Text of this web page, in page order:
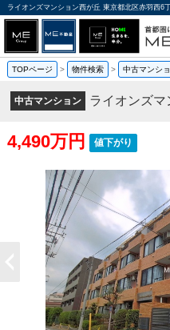
TOPページ > 物件検索 > 中古マンシ
中古マンション ライオンズマ
4,490万円 値下がり